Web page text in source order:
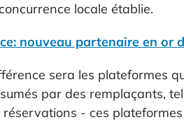
locale établie.
nouveau partenaire en or
sera les plateformes
par des remplaçants,
- ces